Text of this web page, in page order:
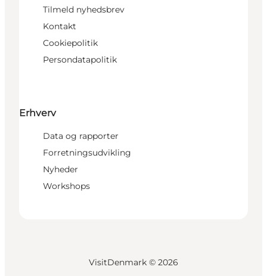
Tilmeld nyhedsbrev
Kontakt
Cookiepolitik
Persondatapolitik
Erhverv
Data og rapporter
Forretningsudvikling
Nyheder
Workshops
VisitDenmark © 2026